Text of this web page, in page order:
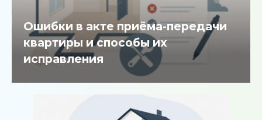
Ошибки в акте приёма-передачи
квартиры и способы их
исправления